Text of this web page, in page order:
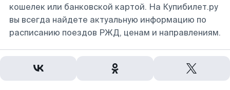
кошелек или банковской картой. На Купибилет.ру
вы всегда найдете актуальную информацию по
расписанию поездов РЖД, ценам и направлениям.